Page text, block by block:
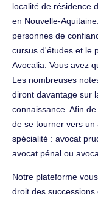
localité de résidence
en Nouvelle-
personnes de
cursus d'études et le
Avocalia. Vous avez
Les nombreuses
diront davantage sur
connaissance. Afin
de se tourner vers
spécialité : avocat
avocat pénal ou
Notre plateforme
droit des successions